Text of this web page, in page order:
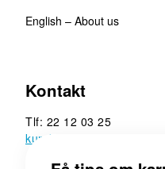
English – About us
Kontakt
Tlf: 22 12 03 25
kunde@b2b.no